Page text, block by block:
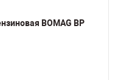
BOMAG BP